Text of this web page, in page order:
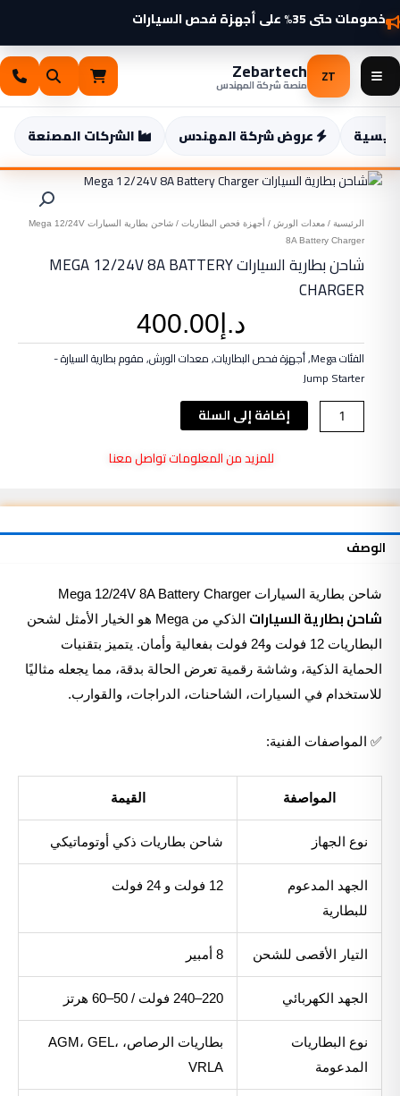
تخطي
إلى
المحتوى
خصومات حتى 35% على أجهزة فحص السيارات
شواحن سيارات كهربائية 2025 وصلت — اطّلع الآن
ZT
Zebartech
منصة شركة المهندس
عروض شركة المهندس الشركات المصنعة
الرئيسية / معدات الورش / أجهزة فحص البطاريات
/ شاحن بطارية السيارات Mega 12/24V
8A Battery Charger
شاحن بطارية السيارات MEGA 12/24V 8A BATTERY
CHARGER
د.إ400.00
الفئاتMega
,أجهزة فحص البطاريات,معدات الورش,مقوم بطارية السيارة -
Jump Starter
كمية
شاحن
12/24V
8A
Battery
إضافة إلى السلة
للمزيد من المعلومات تواصل معنا
الوصف
شاحن بطارية السيارات Mega 12/24V 8A Battery Charger
شاحن بطارية السيارات
الذكي من Mega هو الخيار الأمثل لشحن
البطاريات 12 فولت و24 فولت بفعالية وأمان. يتميز بتقنيات
الحماية الذكية، وشاشة رقمية تعرض الحالة بدقة، مما يجعله مثاليًا
للاستخدام في السيارات، الشاحنات، الدراجات، والقوارب.
✅ المواصفات الفنية:
المواصفة القيمة
نوع الجهاز شاحن بطاريات ذكي أوتوماتيكي
الجهد المدعوم
للبطارية
12 فولت و 24 فولت
التيار الأقصى للشحن 8 أمبير
الجهد الكهربائي 220–240 فولت / 50–60 هرتز
نوع البطاريات
المدعومة
بطاريات الرصاص، AGM، GEL،
VRLA
السيارات
Mega
12/24V
8A
Battery
Charger